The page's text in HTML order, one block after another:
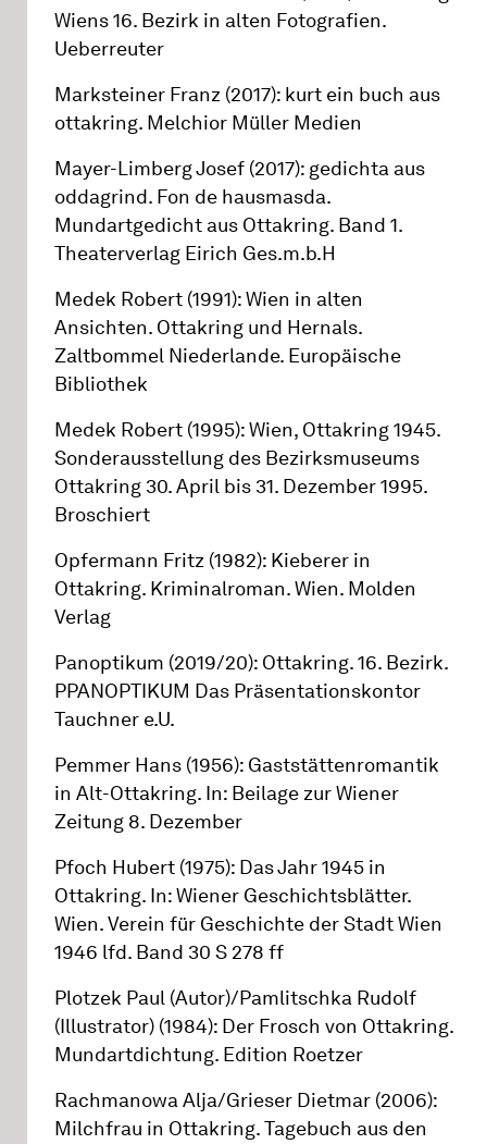
Wiens 16. Bezirk in alten Fotografien.
Ueberreuter
Marksteiner Franz (2017): kurt ein buch aus
ottakring. Melchior Müller Medien
Mayer-Limberg Josef (2017): gedichta aus
oddagrind. Fon de hausmasda.
Mundartgedicht aus Ottakring. Band 1.
Theaterverlag Eirich Ges.m.b.H
Medek Robert (1991): Wien in alten
Ansichten. Ottakring und Hernals.
Zaltbommel Niederlande. Europäische
Bibliothek
Medek Robert (1995): Wien, Ottakring 1945.
Sonderausstellung des Bezirksmuseums
Ottakring 30. April bis 31. Dezember 1995.
Broschiert
Opfermann Fritz (1982): Kieberer in
Ottakring. Kriminalroman. Wien. Molden
Verlag
Panoptikum (2019/20): Ottakring. 16. Bezirk.
PPANOPTIKUM Das Präsentationskontor
Tauchner e.U.
Pemmer Hans (1956): Gaststättenromantik
in Alt-Ottakring. In: Beilage zur Wiener
Zeitung 8. Dezember
Pfoch Hubert (1975): Das Jahr 1945 in
Ottakring. In: Wiener Geschichtsblätter.
Wien. Verein für Geschichte der Stadt Wien
1946 lfd. Band 30 S 278 ff
Plotzek Paul (Autor)/Pamlitschka Rudolf
(Illustrator) (1984): Der Frosch von Ottakring.
Mundartdichtung. Edition Roetzer
Rachmanowa Alja/Grieser Dietmar (2006):
Milchfrau in Ottakring. Tagebuch aus den